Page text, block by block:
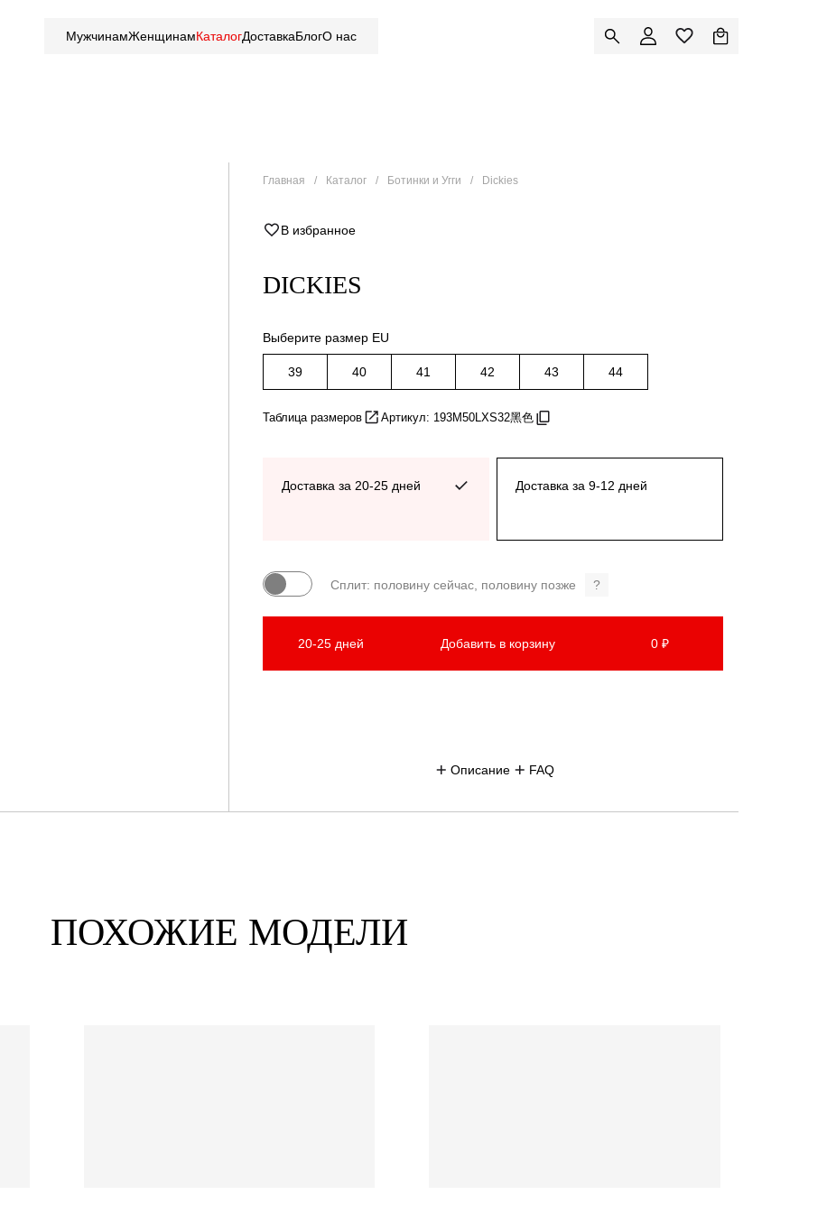
МужчинамЖенщинамКаталогДоставкаБлогО нас
Главная Каталог Ботинки и Угги Dickies
DICKIES
В избранное
Выберите размер EU
39 40 41 42 43 44
Таблица размеров Артикул: 193M50LXS32黑色
Доставка за 20-25 дней Доставка за 9-12 дней
Сплит: половину сейчас, половину позже ?
20-25 дней Добавить в корзину 0 ₽
Описание FAQ
ПОХОЖИЕ МОДЕЛИ